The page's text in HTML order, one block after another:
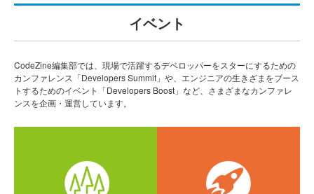
イベント
CodeZine編集部では、現場で活躍するデベロッパーをスターにするための
カンファレンス「Developers Summit」や、エンジニアの生きざまをブース
トするためのイベント「Developers Boost」など、さまざまなカンファレ
ンスを企画・運営しています。